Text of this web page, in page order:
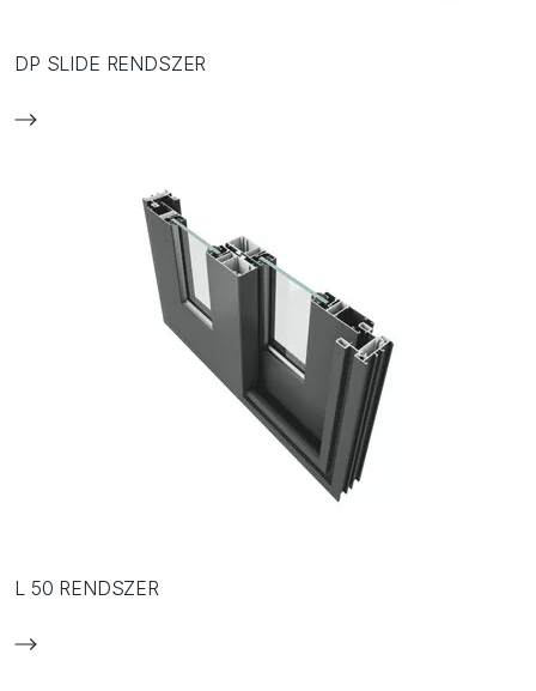
DP SLIDE RENDSZER
L 50 RENDSZER